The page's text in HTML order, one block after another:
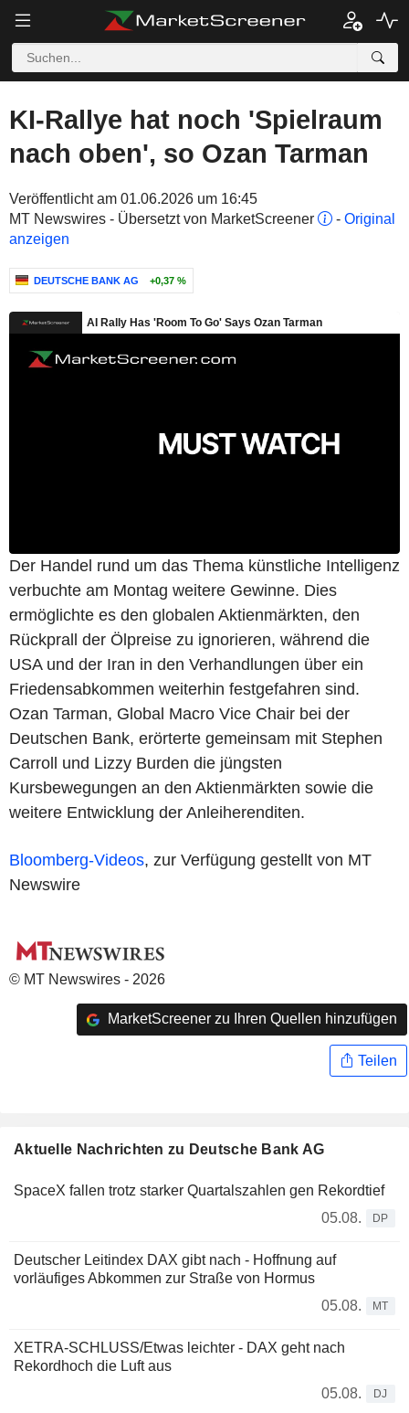
KI-Rallye hat noch 'Spielraum
nach oben', so Ozan Tarman
Veröffentlicht am 01.06.2026 um 16:45
MT Newswires - Übersetzt von MarketScreener
- Original
anzeigen
DEUTSCHE BANK AG +0,37 %
Der Handel rund um das Thema künstliche Intelligenz
verbuchte am Montag weitere Gewinne. Dies
ermöglichte es den globalen Aktienmärkten, den
Rückprall der Ölpreise zu ignorieren, während die
USA und der Iran in den Verhandlungen über ein
Friedensabkommen weiterhin festgefahren sind.
Ozan Tarman, Global Macro Vice Chair bei der
Deutschen Bank, erörterte gemeinsam mit Stephen
Carroll und Lizzy Burden die jüngsten
Kursbewegungen an den Aktienmärkten sowie die
weitere Entwicklung der Anleiherenditen.
Bloomberg-Videos, zur Verfügung gestellt von MT
Newswire
© MT Newswires - 2026
MarketScreener zu Ihren Quellen hinzufügen
Teilen
Aktuelle Nachrichten zu Deutsche Bank AG
SpaceX fallen trotz starker Quartalszahlen gen Rekordtief
05.08.
DP
Deutscher Leitindex DAX gibt nach - Hoffnung auf
vorläufiges Abkommen zur Straße von Hormus
05.08.
MT
XETRA-SCHLUSS/Etwas leichter - DAX geht nach
Rekordhoch die Luft aus
05.08.
DJ